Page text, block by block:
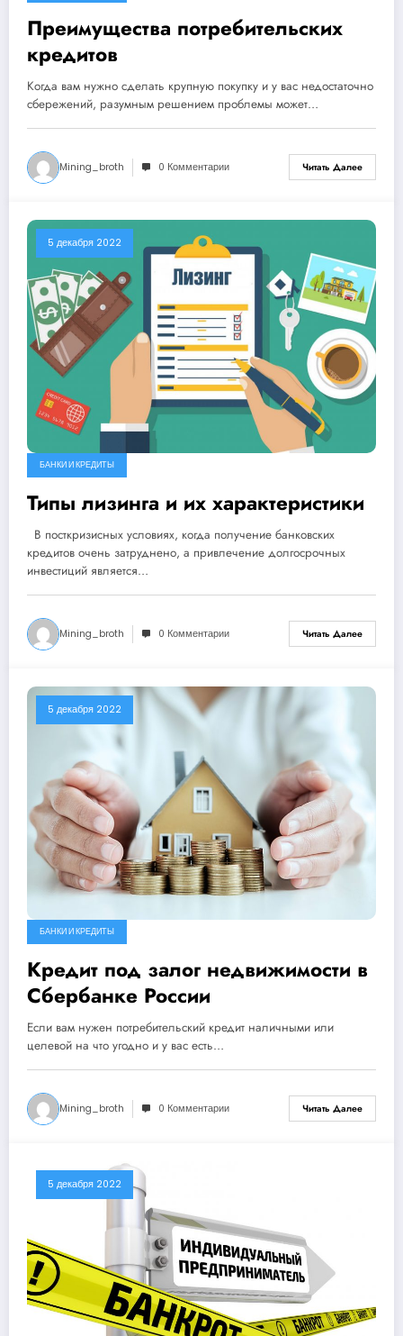
Преимущества потребительских
кредитов
Когда вам нужно сделать крупную покупку и у вас недостаточно
сбережений, разумным решением проблемы может…
Mining_broth 0 Комментарии Читать Далее
5 декабря 2022
БАНКИ И КРЕДИТЫ
Типы лизинга и их характеристики
В посткризисных условиях, когда получение банковских
кредитов очень затруднено, а привлечение долгосрочных
инвестиций является…
Mining_broth 0 Комментарии Читать Далее
5 декабря 2022
БАНКИ И КРЕДИТЫ
Кредит под залог недвижимости в
Сбербанке России
Если вам нужен потребительский кредит наличными или
целевой на что угодно и у вас есть…
Mining_broth 0 Комментарии Читать Далее
5 декабря 2022